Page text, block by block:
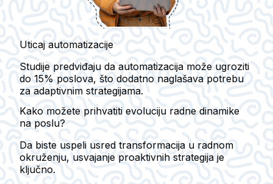
Uticaj automatizacije
Studije predviđaju da automatizacija može ugroziti
do 15% poslova, što dodatno naglašava potrebu
za adaptivnim strategijama.
Kako možete prihvatiti evoluciju radne dinamike
na poslu?
Da biste uspeli usred transformacija u radnom
okruženju, usvajanje proaktivnih strategija je
ključno.